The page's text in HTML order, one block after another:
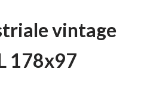
vintage
178x97